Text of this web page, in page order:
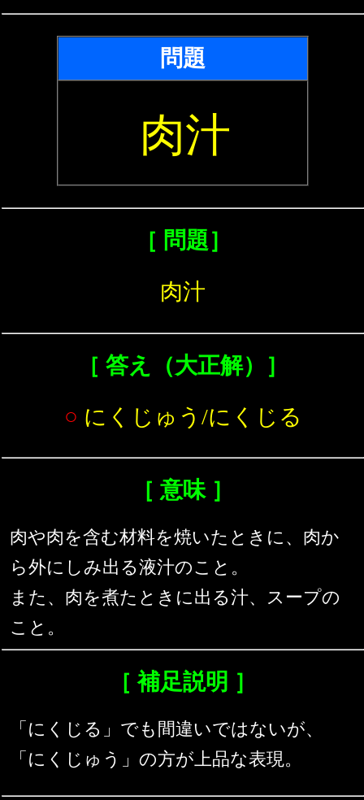
問題
肉汁
［ 問題］
肉汁
［ 答え（大正解）］
○ にくじゅう/にくじる
［ 意味 ］
肉や肉を含む材料を焼いたときに、肉か
ら外にしみ出る液汁のこと。
また、肉を煮たときに出る汁、スープの
こと。
［ 補足説明 ］
「にくじる」でも間違いではないが、
「にくじゅう」の方が上品な表現。